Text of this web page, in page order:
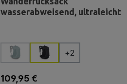
wasserabweisend, ultraleicht
Farbe auswählen
(Diese Option ist zurzeit nicht
+2
Regulärer Preis:
109,95 €